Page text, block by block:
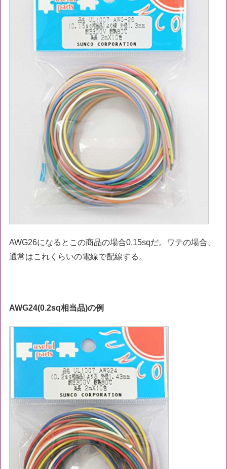
AWG26になるとこの商品の場合0.15sqだ。ワテの場合、
通常はこれくらいの電線で配線する。
AWG24(0.2sq相当品)の例